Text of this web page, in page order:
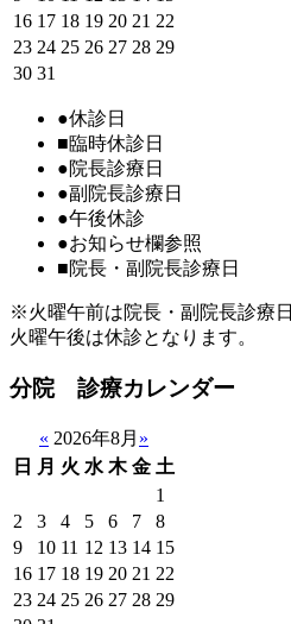
16 17 18 19 20 21 22
23 24 25 26 27 28 29
30 31
●休診日
■臨時休診日
●院長診療日
●副院長診療日
●午後休診
●お知らせ欄参照
■院長・副院長診療日
※火曜午前は院長・副院長診療日
火曜午後は休診となります。
分院 診療カレンダー
« 2026年8月 »
日
月 火 水 木 金 土
1
2
3 4 5 6 7
8
9
10 11 12 13 14 15
16 17 18 19 20 21 22
23 24 25 26 27 28 29